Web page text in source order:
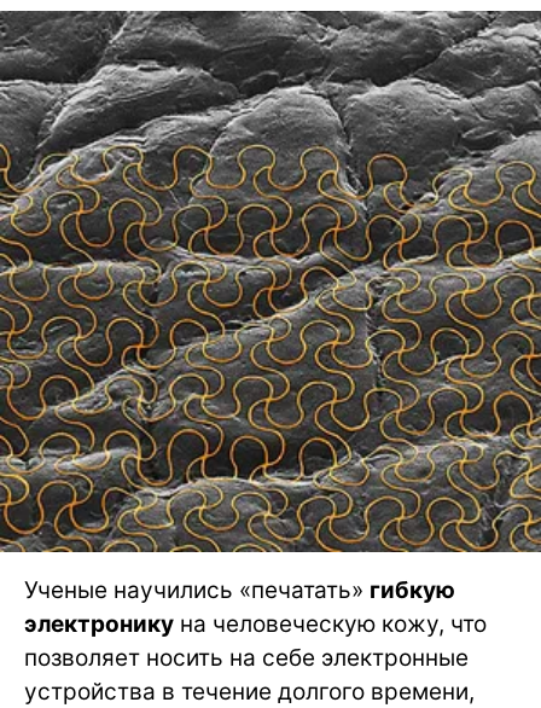
Ученые научились «печатать» гибкую
электронику на человеческую кожу, что
позволяет носить на себе электронные
устройства в течение долгого времени,